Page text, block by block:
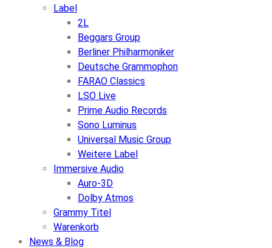
Label
2L
Beggars Group
Berliner Philharmoniker
Deutsche Grammophon
FARAO Classics
LSO Live
Prime Audio Records
Sono Luminus
Universal Music Group
Weitere Label
Immersive Audio
Auro-3D
Dolby Atmos
Grammy Titel
Warenkorb
News & Blog